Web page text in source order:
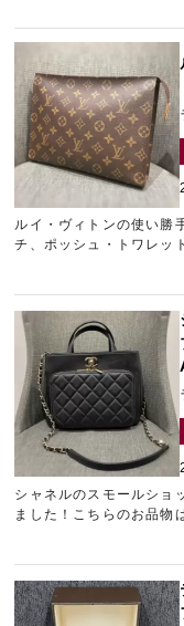
ルイ・ヴィトンの使い勝
チ、ポッシュ・トワレッ
時期がおおよそ35年前
シャネルのスモールショ
ました！こちらのお品物
ご使用感の見受けられ